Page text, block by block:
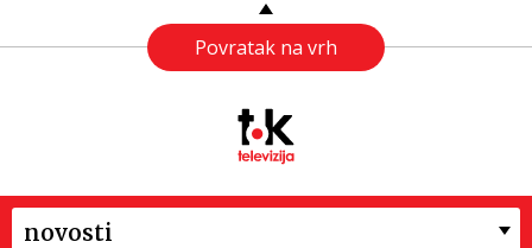
Povratak na vrh
novosti